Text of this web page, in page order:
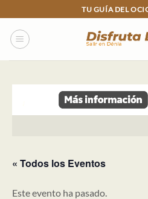
to
content
TU GUÍA DEL
« Todos los Eventos
Este evento ha pasado.